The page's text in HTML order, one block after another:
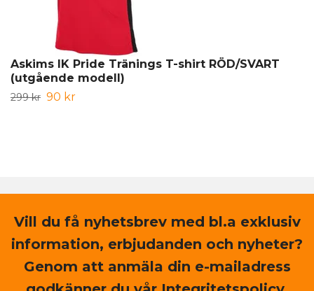
Askims IK Pride Tränings T-shirt RÖD/SVART
(utgående modell)
299 kr 90 kr
Vill du få nyhetsbrev med bl.a exklusiv
information, erbjudanden och nyheter?
Genom att anmäla din e-mailadress